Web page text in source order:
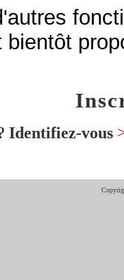
bientôt
Identifiez-vous